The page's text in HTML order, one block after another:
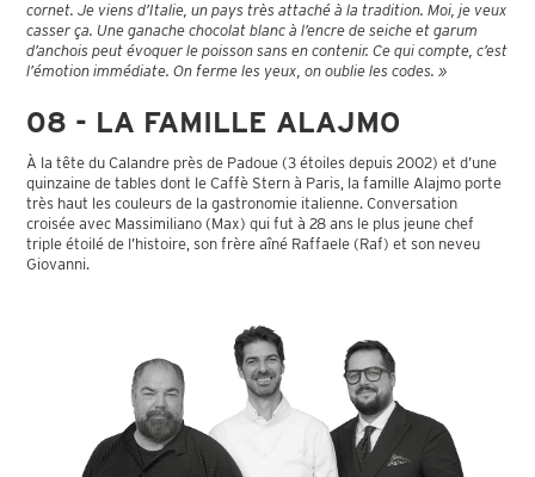
cornet. Je viens d’Italie, un pays très attaché à la tradition. Moi, je veux
casser ça. Une ganache chocolat blanc à l’encre de seiche et garum
d’anchois peut évoquer le poisson sans en contenir. Ce qui compte, c’est
l’émotion immédiate. On ferme les yeux, on oublie les codes. »
08 - LA FAMILLE ALAJMO
À la tête du Calandre près de Padoue (3 étoiles depuis 2002) et d’une
quinzaine de tables dont le Caffè Stern à Paris, la famille Alajmo porte
très haut les couleurs de la gastronomie italienne. Conversation
croisée avec Massimiliano (Max) qui fut à 28 ans le plus jeune chef
triple étoilé de l’histoire, son frère aîné Raffaele (Raf) et son neveu
Giovanni.